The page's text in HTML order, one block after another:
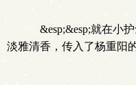
&esp;&esp;就在小
淡雅清香，传入了杨重阳